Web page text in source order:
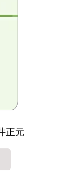
正元